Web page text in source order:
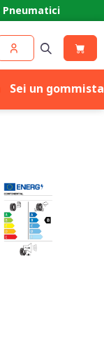
Pneumatici
Sei un